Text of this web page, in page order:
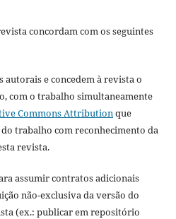
concordam com os seguintes
e concedem à revista o
com o trabalho simultaneamente
Commons Attributionque
trabalho com reconhecimento da
revista.
assumir contratos adicionais
não-exclusiva da versão do
(ex.: publicar em repositório